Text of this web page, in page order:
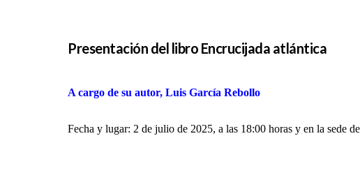
Presentación del libro Encrucijada atlántica
A cargo de su autor, Luis García Rebollo
Fecha y lugar: 2 de julio de 2025, a las 18:00 horas y en la sede